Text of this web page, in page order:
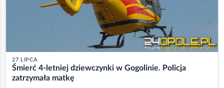
27 LIPCA
Śmierć 4-letniej dziewczynki w Gogolinie. Policja
zatrzymała matkę